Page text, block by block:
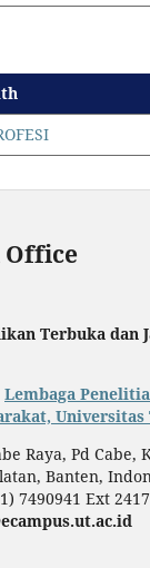
Terbuka dan
Lembaga
Universitas
Raya, Pd Cabe,
Banten,
7490941 Ext 2417